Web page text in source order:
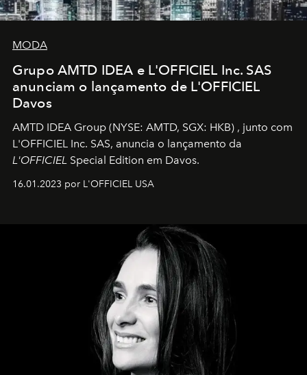
MODA
Grupo AMTD IDEA e L'OFFICIEL Inc. SAS
anunciam o lançamento de L'OFFICIEL
Davos
AMTD IDEA Group (NYSE: AMTD, SGX: HKB) , junto com
L'OFFICIEL Inc. SAS, anuncia o lançamento da
L'OFFICIEL Special Edition em Davos.
16.01.2023 por L'OFFICIEL USA